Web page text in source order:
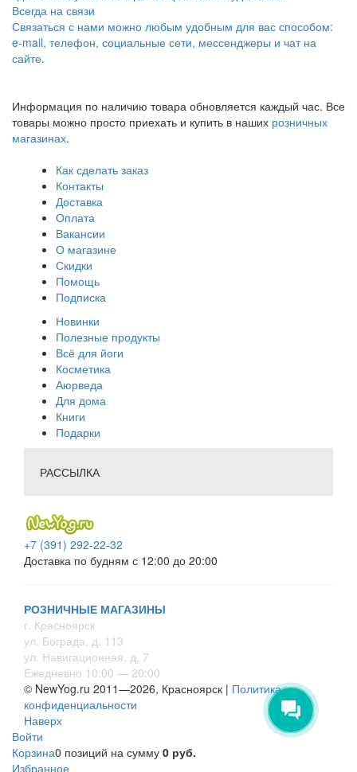
Всегда на связи
Связаться с нами можно любым удобным для вас способом:
e-mail, телефон, социальные сети, мессенджеры и чат на
сайте.
Информация по наличию товара обновляется каждый час. Все
товары можно просто приехать и купить в наших розничных
магазинах.
Как сделать заказ
Контакты
Доставка
Оплата
Вакансии
О магазине
Скидки
Помощь
Подписка
Новинки
Полезные продукты
Всё для йоги
Косметика
Аюрведа
Для дома
Книги
Подарки
РАССЫЛКА
+7 (391) 292-22-32
Доставка по будням с 12:00 до 20:00
РОЗНИЧНЫЕ МАГАЗИНЫ
г. Красноярск
ул. Бограда, д. 113
ул. Навигационная, д. 7
Ежедневно 10:00 — 20:00
© NewYog.ru 2011—2026, Красноярск | Политика
конфиденциальности
Наверх
Войти
Корзина0 позиций на сумму 0 руб.
Избранное